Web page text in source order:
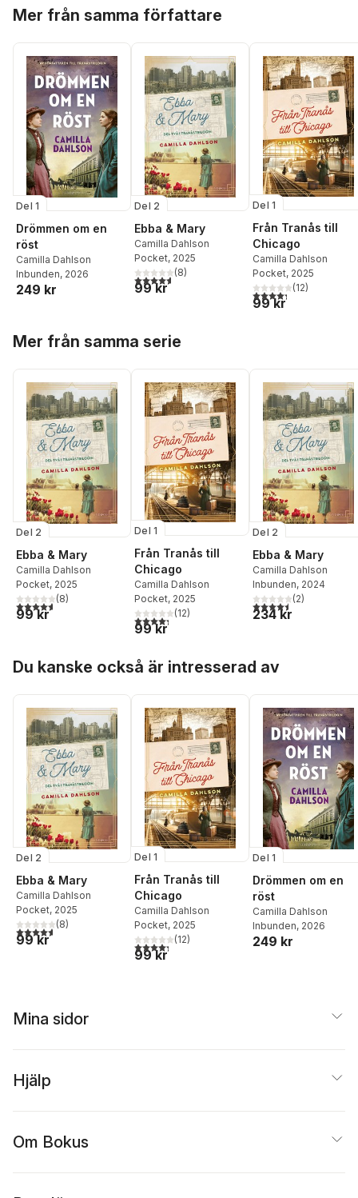
Mer från samma författare
Del 1
Drömmen om en
röst
Camilla Dahlson
Inbunden, 2026
249 kr
Del 2
Ebba & Mary
Camilla Dahlson
Pocket, 2025
4,6utav 5 stjärnor. Totalt antal röster:
(8)
99 kr
Del 1
Från Tranås till
Chicago
Camilla Dahlson
Pocket, 2025
4,3utav 5 stjärnor.
(12)
99 kr
Mer från samma serie
Del 2
Ebba & Mary
Camilla Dahlson
Pocket, 2025
4,6utav 5 stjärnor. Totalt antal röster:
(8)
99 kr
Del 1
Från Tranås till
Chicago
Camilla Dahlson
Pocket, 2025
4,3utav 5 stjärnor. Totalt antal röster:
(12)
99 kr
Del 2
Ebba & Mary
Camilla Dahlson
Inbunden, 2024
4,5utav 5 stjärnor.
(2)
234 kr
Du kanske också är intresserad av
Del 2
Ebba & Mary
Camilla Dahlson
Pocket, 2025
4,6utav 5 stjärnor. Totalt antal röster:
(8)
99 kr
Del 1
Från Tranås till
Chicago
Camilla Dahlson
Pocket, 2025
4,3utav 5 stjärnor. Totalt antal röster:
(12)
99 kr
Del 1
Drömmen om en
röst
Camilla Dahlson
Inbunden, 2026
249 kr
Mina sidor
Hjälp
Om Bokus